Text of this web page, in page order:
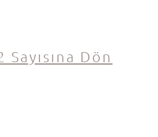
Sayısına Dön